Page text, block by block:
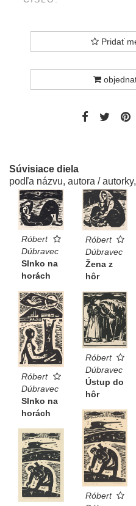
Pridať
Súvisiace diela
podľa názvu, autora /
Róbert
Dúbravec
Slnko na
horách
Róbert
Dúbravec
Žena z
hôr
Róbert
Dúbravec
Slnko na
horách
Róbert
Dúbravec
Ústup do
hôr
Róbert